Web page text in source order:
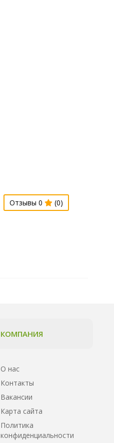
Отзывы 0 (0)
КОМПАНИЯ
О нас
Контакты
Вакансии
Карта сайта
Политика
конфиденциальности